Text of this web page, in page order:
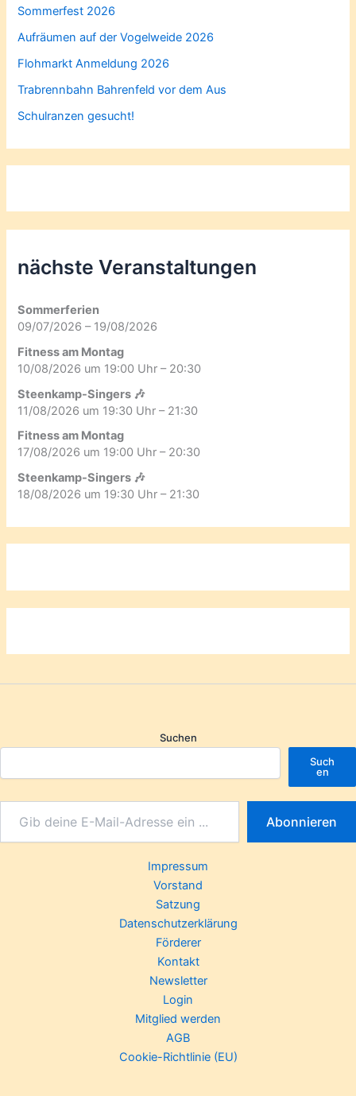
Sommerfest 2026
Aufräumen auf der Vogelweide 2026
Flohmarkt Anmeldung 2026
Trabrennbahn Bahrenfeld vor dem Aus
Schulranzen gesucht!
nächste Veranstaltungen
Sommerferien
09/07/2026 – 19/08/2026
Fitness am Montag
10/08/2026 um 19:00 Uhr – 20:30
Steenkamp-Singers 🎶
11/08/2026 um 19:30 Uhr – 21:30
Fitness am Montag
17/08/2026 um 19:00 Uhr – 20:30
Steenkamp-Singers 🎶
18/08/2026 um 19:30 Uhr – 21:30
Suchen
Such
en
Abonnieren
Impressum
Vorstand
Satzung
Datenschutzerklärung
Förderer
Kontakt
Newsletter
Login
Mitglied werden
AGB
Cookie-Richtlinie (EU)